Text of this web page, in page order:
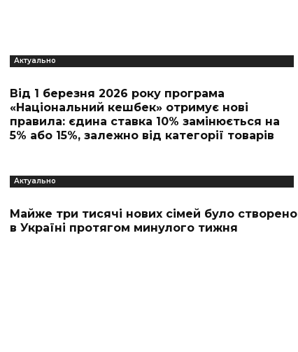
Актуально
Від 1 березня 2026 року програма
«Національний кешбек» отримує нові
правила: єдина ставка 10% замінюється на
5% або 15%, залежно від категорії товарів
Актуально
Майже три тисячі нових сімей було створено
в Україні протягом минулого тижня